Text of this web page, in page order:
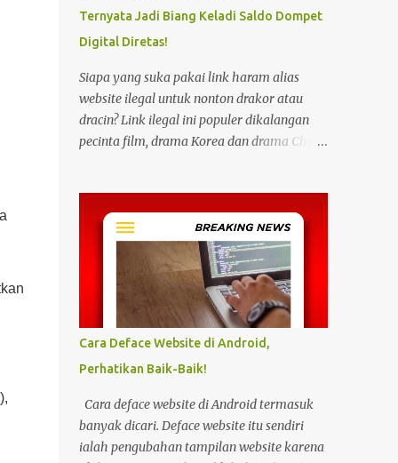
Ternyata Jadi Biang Keladi Saldo Dompet
Digital Diretas!
Siapa yang suka pakai link haram alias
website ilegal untuk nonton drakor atau
dracin? Link ilegal ini populer dikalangan
pecinta film, drama Korea dan drama China
link ilegal ini juga mengunggah episode
baru dengan kecepatan yang sama dengan
link legal berbayar. Namun kebiasaan
tersebut sepertinya harus dihentikan
sekarang juga. Pasalnya menonton film,
konser, drama, atau apapun itu di situs tidak
resmi disebut bisa menjadi jalan masuk
peretasan pada perangkat elektronik.
Pengalaman ini dibagikan oleh pengguna
media sosial X, @kdrama_menfess pada
Selasa (23/2/2024) siang. Dalam
unggahannya, terlihat perangkat laptop
Cara Deface Website di Android,
Perhatikan Baik-Baik!
Cara deface website di Android termasuk
banyak dicari. Deface website itu sendiri
ialah pengubahan tampilan website karena